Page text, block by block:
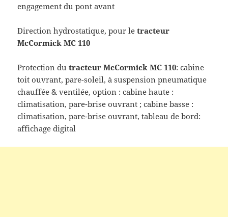
engagement du pont avant
Direction hydrostatique, pour letracteur
McCormick MC 110
Protection du tracteur McCormick MC 110: cabine
toit ouvrant, pare-soleil, à suspension pneumatique
chauffée & ventilée, option : cabine haute :
climatisation, pare-brise ouvrant ; cabine basse :
climatisation, pare-brise ouvrant, tableau de bord:
affichage digital